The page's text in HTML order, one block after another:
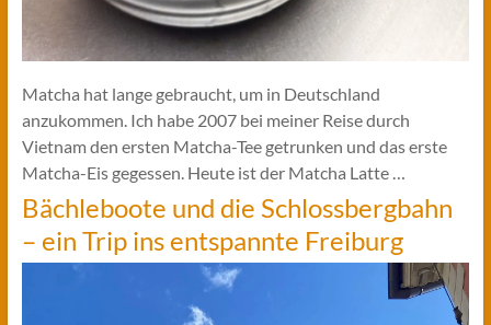
Matcha hat lange gebraucht, um in Deutschland
anzukommen. Ich habe 2007 bei meiner Reise durch
Vietnam den ersten Matcha-Tee getrunken und das erste
Matcha-Eis gegessen. Heute ist der Matcha Latte …
Bächleboote und die Schlossbergbahn
– ein Trip ins entspannte Freiburg